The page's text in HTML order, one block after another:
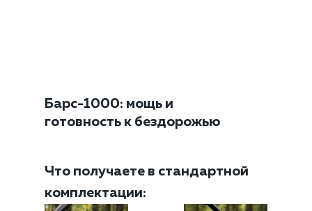
Барс-1000: мощь и
готовность к бездорожью
Что получаете в стандартной
комплектации: